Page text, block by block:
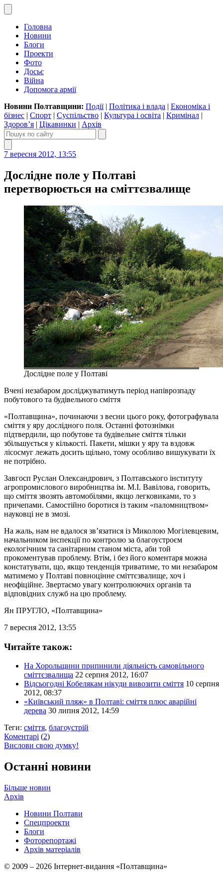
Головна
Новини
Блоги
Проекти
Фото
Досьє
Війна
Допомога армії
Новини Полтавщини: Події| Політика і влада | Економіка і
бізнес | Спорт | Суспільство | Культура і освіта | Кримінал |
Здоров’я | Цікавинки | Архів
7 вересня 2012, 13:55
Дослідне поле у Полтаві
перетворюється на сміттєзвалище
Дослідне поле у Полтаві
Вчені незабаром досліджуватимуть період напіврозпаду
побутового та будівельного сміття
«Полтавщина», починаючи з весни цього року, фотографувала
сміття у яру дослідного поля. Останні фотознімки
підтвердили, що побутове та будівельне сміття тільки
збільшується у кількості. Пакети, мішки у яру та вздовж
лісосмуг лежать досить щільно, тому особливо вишукувати їх
не потрібно.
Завгосп Руслан Олександрович, з Полтавського інституту
агропромислового виробництва ім. М.І. Вавілова, говорить,
що сміття звозять автомобілями, якщо легковиками, то з
причепами. Самостійно боротися із таким «паломництвом»
науковці не в змозі.
На жаль, нам не вдалося зв’язатися із Миколою Могілевцевим,
начальником інспекції по контролю за благоустроєм
екологічним та санітарним станом міста, аби той
прокоментував проблему. Втім, і без його коментаря можна
констатувати, що, якщо тенденція триватиме, то ми незабаром
матимемо у Полтаві повноцінне сміттєзвалище, хоч і
неофіційне. Звертаємо увагу контролюючих органів та
відповідних служб на цю проблему.
Ян ПРУГЛО, «Полтавщина»
7 вересня 2012, 13:55
Читайте також:
На Хорольщини припинили діяльність самовільного
сміттєзвалища 22 серпня 2012, 16:07
Відсьогодні Кобелякам нікуди вивозити сміття 10 серпня
2012, 08:37
«Київський пляж» в Полтаві: сміття плюс аварійні
дерева 30 липня 2012, 14:59
Теги: сміття, благоустрій
Коментарі (2)
Вислови свою думку!
Останні новини
Більше новин
Архів
Новини Полтави
Спецпроекти
Блоги
Фоторепортажі
Архів матеріалів
© 2009 – 2026 Інтернет-видання «Полтавщина»